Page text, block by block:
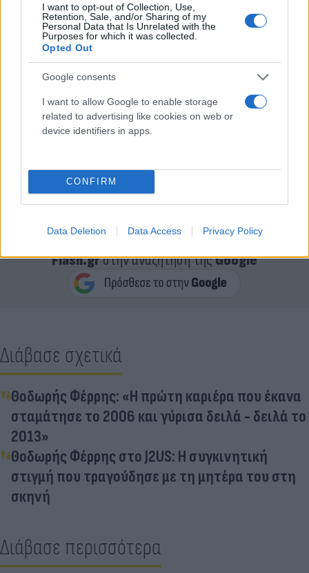
I want to opt-out of Collection, Use,
Retention, Sale, and/or Sharing of my
Personal Data that Is Unrelated with the
Purposes for which it was collected.
Opted Out
Google consents
I want to allow Google to enable storage
related to advertising like cookies on web or
device identifiers in apps.
CONFIRM
Data Deletion Data Access Privacy Policy
Flash.grστην αναζήτηση τηςGoogle
Διάβασε σχετικά
Θοδωρής Φέρρης: «Η πρώτη καριέρα που έκανα
σταμάτησε το 2006 και γύρισα δειλά - δειλά το
2013»
Θοδωρής Φέρρης στο J2US: Η συγκινητική
στιγμή που τραγούδησε με τη μητέρα του στη
σκηνή
Διάβασε περισσότερα